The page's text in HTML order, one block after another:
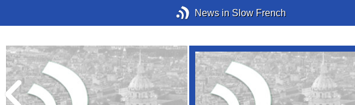
News in Slow French